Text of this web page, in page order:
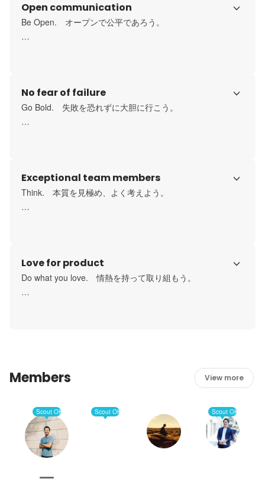
ではなく、解決策を提案・実行する実践者となろう。
Open communication
Be Open.　オープンで公平であろう。
ープンに共有される 風通しの良い組織を創ろう。
No fear of failure
Go Bold.　失敗を恐れずに大胆に行こう。
Exceptional team members
Think.　本質を見極め、よく考えよう。
え抜こう。深く考えることは、信念を生み、よって人の心
を動かす。
Love for product
Do what you love.　情熱を持って取り組もう。
Members View more
Scout OK Scout OK Scout OK